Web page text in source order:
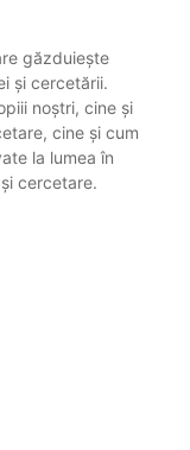
găzduiește
și cercetării.
noștri, cine și
cine și cum
la lumea în
cercetare.